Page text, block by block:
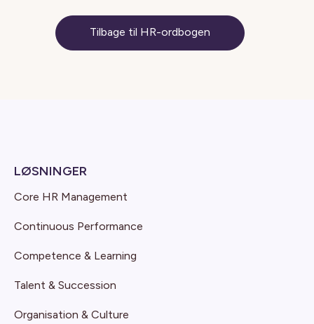
Tilbage til HR-ordbogen
LØSNINGER
Core HR Management
Continuous Performance
Competence & Learning
Talent & Succession
Organisation & Culture